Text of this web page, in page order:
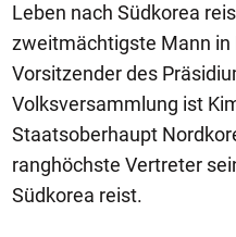
Leben nach Südkorea
zweitmächtigste Mann in
Vorsitzender des
Volksversammlung ist
Staatsoberhaupt
ranghöchste Vertreter
Südkorea reist.